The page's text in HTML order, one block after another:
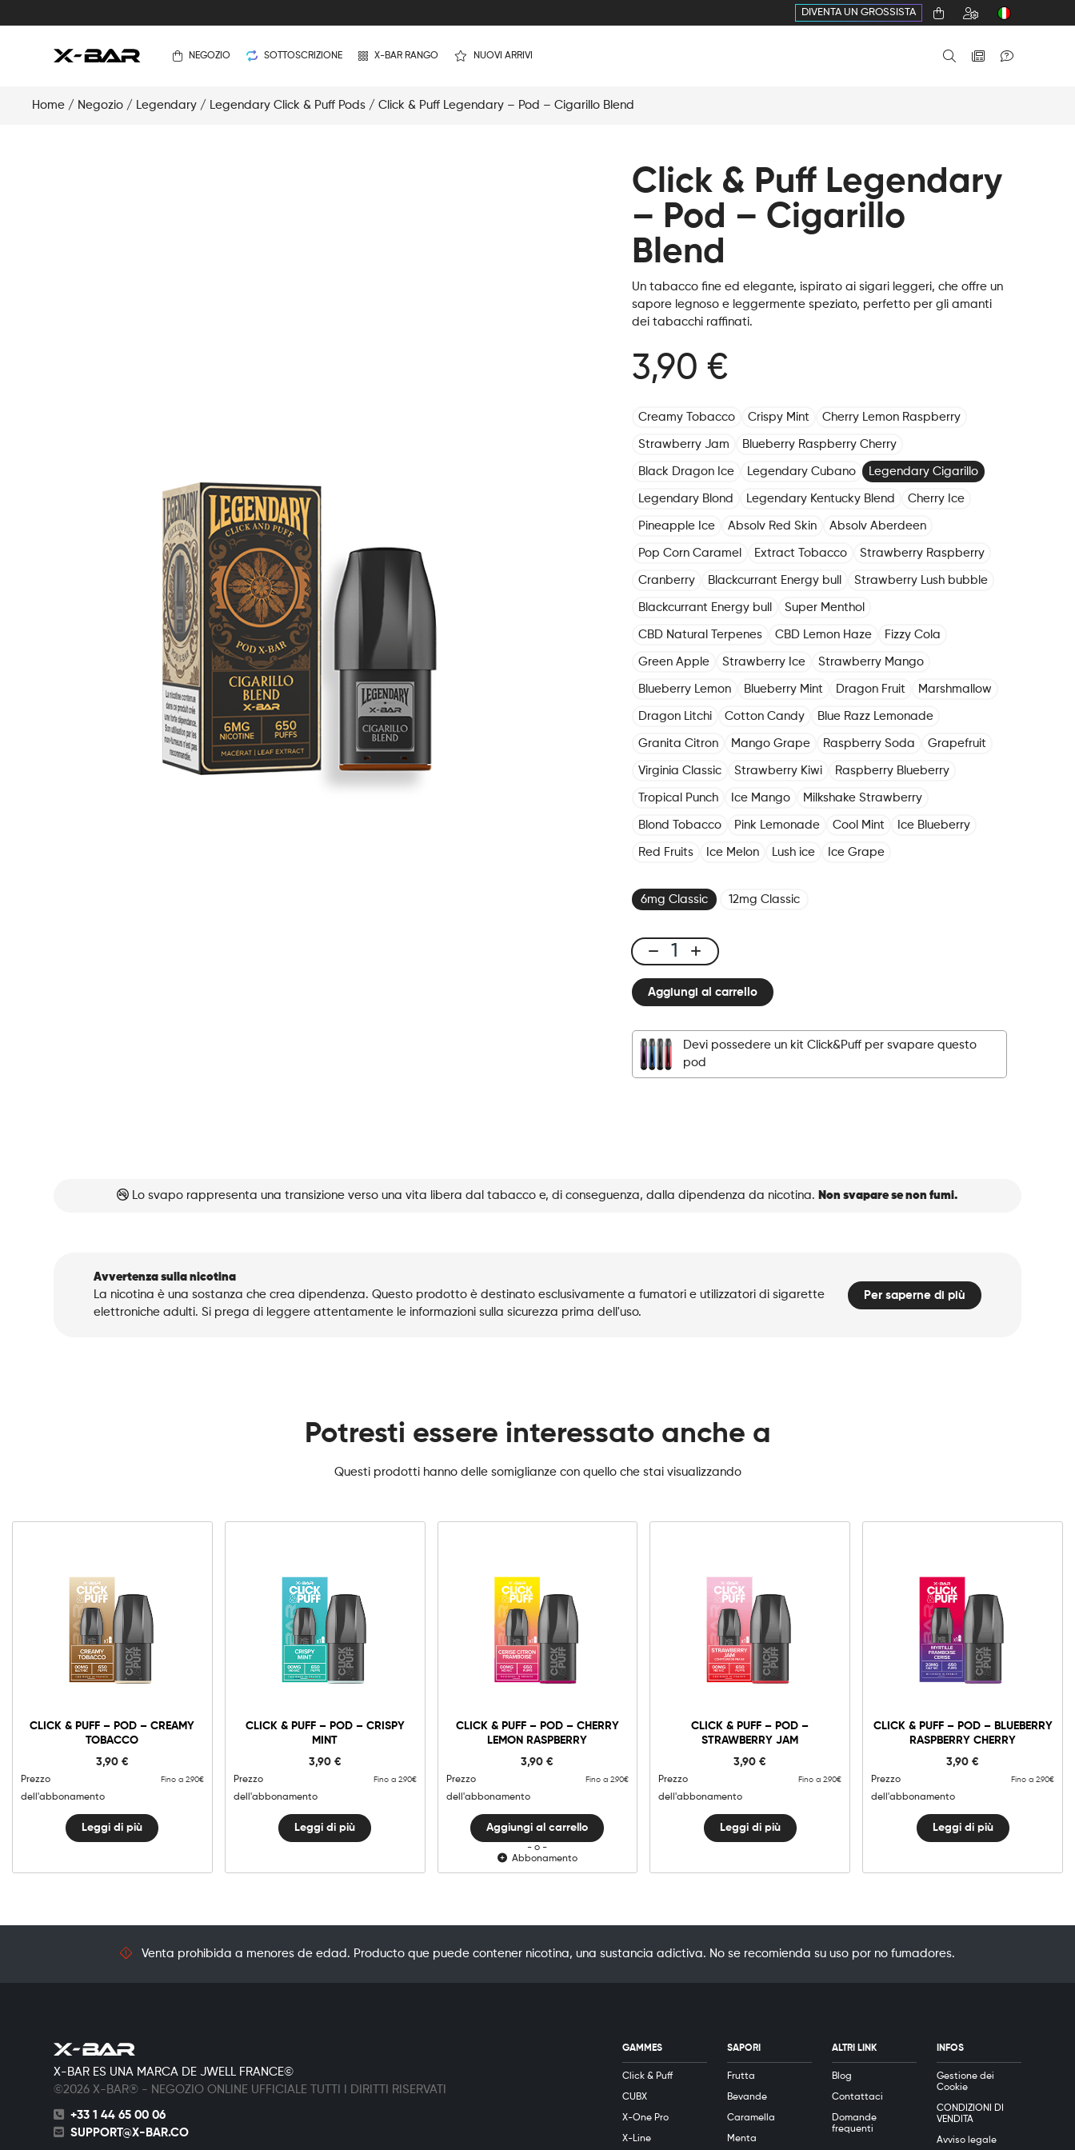
DIVENTA UN GROSSISTA
NEGOZIO SOTTOSCRIZIONE X-BAR RANGO NUOVI ARRIVI
Home / Negozio / Legendary / Legendary Click & Puff Pods / Click & Puff Legendary – Pod – Cigarillo Blend
Click & Puff Legendary
– Pod – Cigarillo
Blend
Un tabacco fine ed elegante, ispirato ai sigari leggeri, che offre un
sapore legnoso e leggermente speziato, perfetto per gli amanti
dei tabacchi raffinati.
3,90 €
Creamy Tobacco Crispy Mint Cherry Lemon Raspberry
Strawberry Jam Blueberry Raspberry Cherry
Black Dragon Ice Legendary Cubano Legendary Cigarillo
Legendary Blond Legendary Kentucky Blend Cherry Ice
Pineapple Ice Absolv Red Skin Absolv Aberdeen
Pop Corn Caramel Extract Tobacco Strawberry Raspberry
Cranberry Blackcurrant Energy bull Strawberry Lush bubble
Blackcurrant Energy bull Super Menthol
CBD Natural Terpenes CBD Lemon Haze Fizzy Cola
Green Apple Strawberry Ice Strawberry Mango
Blueberry Lemon Blueberry Mint Dragon Fruit Marshmallow
Dragon Litchi Cotton Candy Blue Razz Lemonade
Granita Citron Mango Grape Raspberry Soda Grapefruit
Virginia Classic Strawberry Kiwi Raspberry Blueberry
Tropical Punch Ice Mango Milkshake Strawberry
Blond Tobacco Pink Lemonade Cool Mint Ice Blueberry
Red Fruits Ice Melon Lush ice Ice Grape
6mg Classic 12mg Classic
Click
Puff
–
Pod
Cigarillo
Aggiungi al carrello
Devi possedere un kit Click&Puff per svapare questo
pod
Lo svapo rappresenta una transizione verso una vita libera dal tabacco e, di conseguenza, dalla dipendenza da nicotina. Non svapare se non fumi.
Avvertenza sulla nicotina
La nicotina è una sostanza che crea dipendenza. Questo prodotto è destinato esclusivamente a fumatori e utilizzatori di sigarette
elettroniche adulti. Si prega di leggere attentamente le informazioni sulla sicurezza prima dell'uso.
Per saperne di più
Potresti essere interessato anche a
Questi prodotti hanno delle somiglianze con quello che stai visualizzando
CLICK & PUFF – POD – CREAMY
TOBACCO
3,90 €
Prezzo
dell'abbonamento
Fino a 2.90€
Leggi di più
CLICK & PUFF – POD – CRISPY
MINT
3,90 €
Prezzo
dell'abbonamento
Fino a 2.90€
Leggi di più
CLICK & PUFF – POD – CHERRY
LEMON RASPBERRY
3,90€
Prezzo
dell'abbonamento
Fino a 2.90€
0mg 10mg 20mg
-
Lemon
Aggiungi al carrello
Aggiungi al carrello
- o -
Abbonamento
CLICK & PUFF – POD –
STRAWBERRY JAM
3,90€
Prezzo
dell'abbonamento
Fino a 2.90€
Leggi di più
CLICK & PUFF – POD – BLUEBERRY
RASPBERRY CHERRY
3,90€
Prezzo
dell'abbonamento
Fino a 2.90€
Leggi di più
Venta prohibida a menores de edad. Producto que puede contener nicotina, una sustancia adictiva. No se recomienda su uso por no fumadores.
X-BAR ES UNA MARCA DE JWELL FRANCE©
©2026 X-BAR® - NEGOZIO ONLINE UFFICIALE TUTTI I DIRITTI RISERVATI
+33 1 44 65 00 06
SUPPORT@X-BAR.CO
GAMMES
Click & Puff
CUBX
X-One Pro
X-Line
SAPORI
Frutta
Bevande
Caramella
Menta
ALTRI LINK
Blog
Contattaci
Domande
frequenti
INFOS
Gestione dei
Cookie
CONDIZIONI DI
VENDITA
Avviso legale